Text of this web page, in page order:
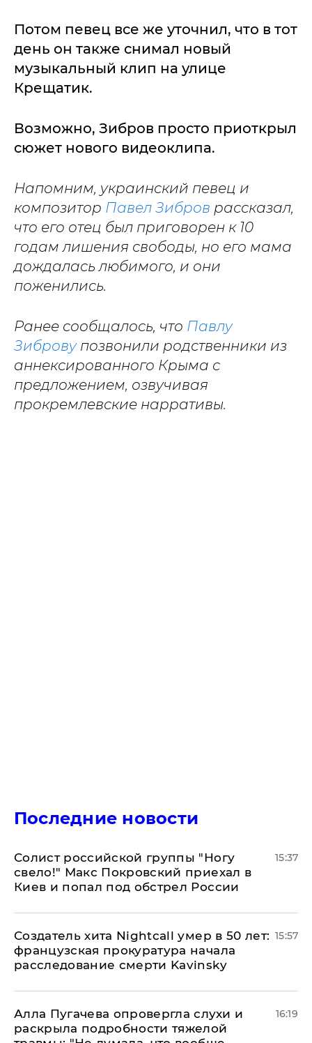
Потом певец все же уточнил, что в тот
день он также снимал новый
музыкальный клип на улице
Крещатик.
Возможно, Зибров просто приоткрыл
сюжет нового видеоклипа.
Напомним, украинский певец и
композитор Павел Зибров рассказал,
что его отец был приговорен к 10
годам лишения свободы, но его мама
дождалась любимого, и они
поженились.
Ранее сообщалось, что Павлу
Зибровупозвонили родственники из
аннексированного Крыма с
предложением, озвучивая
прокремлевские нарративы.
Последние новости
Солист российской группы "Ногу
свело!" Макс Покровский приехал в
Киев и попал под обстрел России
15:37
Создатель хита Nightcall умер в 50 лет:
французская прокуратура начала
расследование смерти Kavinsky
15:57
Алла Пугачева опровергла слухи и
раскрыла подробности тяжелой
16:19